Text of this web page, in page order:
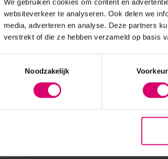
We gebruiken cookies om content en
websiteverkeer te analyseren. Ook delen we
media, adverteren en analyse. Deze partners
verstrekt of die ze hebben verzameld op basis
Noodzakelijk